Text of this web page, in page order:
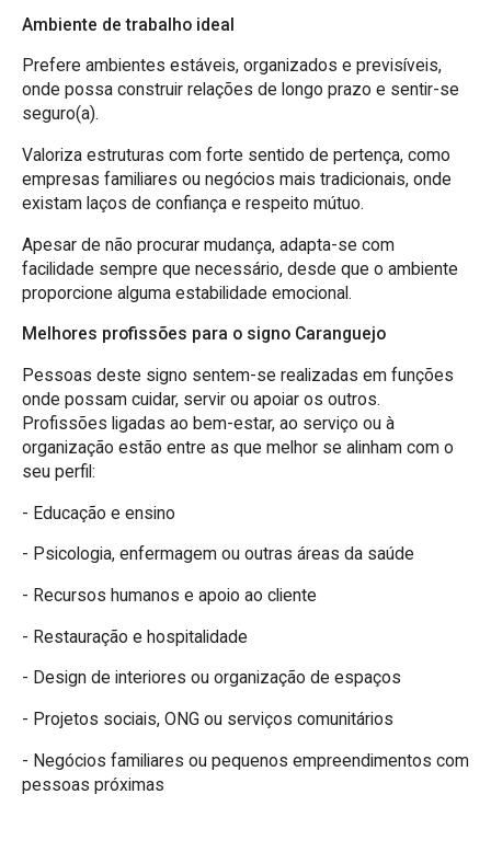
Ambiente de trabalho ideal
Prefere ambientes estáveis, organizados e previsíveis,
onde possa construir relações de longo prazo e sentir-se
seguro(a).
Valoriza estruturas com forte sentido de pertença, como
empresas familiares ou negócios mais tradicionais, onde
existam laços de confiança e respeito mútuo.
Apesar de não procurar mudança, adapta-se com
facilidade sempre que necessário, desde que o ambiente
proporcione alguma estabilidade emocional.
Melhores profissões para o signo Caranguejo
Pessoas deste signo sentem-se realizadas em funções
onde possam cuidar, servir ou apoiar os outros.
Profissões ligadas ao bem-estar, ao serviço ou à
organização estão entre as que melhor se alinham com o
seu perfil:
- Educação e ensino
- Psicologia, enfermagem ou outras áreas da saúde
- Recursos humanos e apoio ao cliente
- Restauração e hospitalidade
- Design de interiores ou organização de espaços
- Projetos sociais, ONG ou serviços comunitários
- Negócios familiares ou pequenos empreendimentos com
pessoas próximas